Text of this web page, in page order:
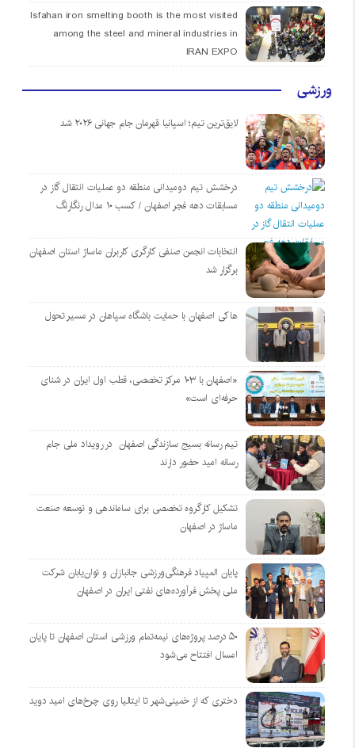
Isfahan iron smelting booth is the most visited
among the steel and mineral industries in
IRAN EXPO
ورزشی
لایق‌ترین تیم؛ اسپانیا قهرمان جام جهانی ۲۰۲۶ شد
درخشش تیم دومیدانی منطقه دو عملیات انتقال گاز در
مسابقات دهه فجر اصفهان / کسب ۱۰ مدال رنگارنگ
انتخابات انجمن صنفی کارگری کاربران ماساژ استان اصفهان
برگزار شد
هاکی اصفهان با حمایت باشگاه سپاهان در مسیر تحول
«اصفهان با ۱۰۳ مرکز تخصصی، قطب اول ایران در شنای
حرفه‌ای است»
تیم رسانه بسیج سازندگی اصفهان در رویداد ملی جام
رسانه امید حضور دارند
تشکیل کارگروه تخصصی برای ساماندهی و توسعه صنعت
ماساژ در اصفهان
پایان المپیاد فرهنگی‌ورزشی جانبازان و توان‌یابان شرکت
ملی پخش فرآورده‌های نفتی ایران در اصفهان
۵۰ درصد پروژه‌های نیمه‌تمام ورزشی استان اصفهان تا پایان
امسال افتتاح می‌شود
دختری که از خمینی‌شهر تا ایتالیا روی چرخ‌های امید دوید